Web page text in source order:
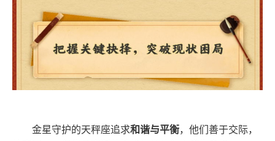
金星守护的天秤座追求和谐与平衡，他们善于交际，